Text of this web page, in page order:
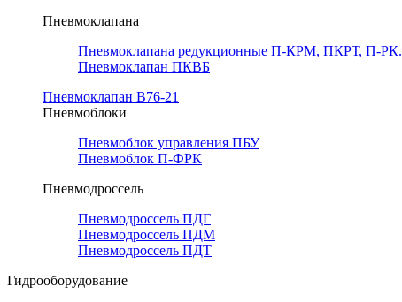
Пневмоклапана
Пневмоклапана редукционные П-КРМ, ПКРТ, П-РК.
Пневмоклапан ПКВБ
Пневмоклапан В76-21
Пневмоблоки
Пневмоблок управления ПБУ
Пневмоблок П-ФРК
Пневмодроссель
Пневмодроссель ПДГ
Пневмодроссель ПДМ
Пневмодроссель ПДТ
Гидрооборудование